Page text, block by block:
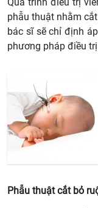
phẫu thuật nhằm
bác sĩ sẽ chỉ định
phương pháp điều
Phẫu thuật cắt bỏ